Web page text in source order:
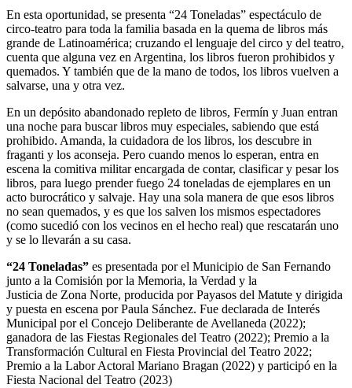
En esta oportunidad, se presenta “24 Toneladas” espectáculo de
circo-teatro para toda la familia basada en la quema de libros más
grande de Latinoamérica; cruzando el lenguaje del circo y del teatro,
cuenta que alguna vez en Argentina, los libros fueron prohibidos y
quemados. Y también que de la mano de todos, los libros vuelven a
salvarse, una y otra vez.
En un depósito abandonado repleto de libros, Fermín y Juan entran
una noche para buscar libros muy especiales, sabiendo que está
prohibido. Amanda, la cuidadora de los libros, los descubre in
fraganti y los aconseja. Pero cuando menos lo esperan, entra en
escena la comitiva militar encargada de contar, clasificar y pesar los
libros, para luego prender fuego 24 toneladas de ejemplares en un
acto burocrático y salvaje. Hay una sola manera de que esos libros
no sean quemados, y es que los salven los mismos espectadores
(como sucedió con los vecinos en el hecho real) que rescatarán uno
y se lo llevarán a su casa.
“24 Toneladas” es presentada por el Municipio de San Fernando
junto a la Comisión por la Memoria, la Verdad y la
Justicia de Zona Norte, producida por Payasos del Matute y dirigida
y puesta en escena por Paula Sánchez. Fue declarada de Interés
Municipal por el Concejo Deliberante de Avellaneda (2022);
ganadora de las Fiestas Regionales del Teatro (2022); Premio a la
Transformación Cultural en Fiesta Provincial del Teatro 2022;
Premio a la Labor Actoral Mariano Bragan (2022) y participó en la
Fiesta Nacional del Teatro (2023)